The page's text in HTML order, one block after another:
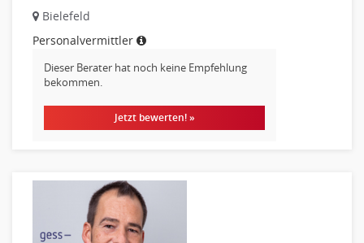
Bielefeld
Personalvermittler
Dieser Berater hat noch keine Empfehlung
bekommen.
Jetzt bewerten! »